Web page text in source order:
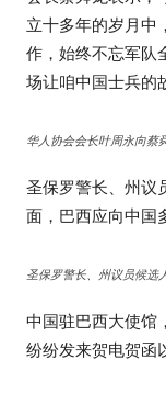
立十多年的岁月中
作，始终不忘军队
场让咱中国士兵的
华人协会会长叶周永向蔡
圣保罗警长、州议
面，巴西应向中国
圣保罗警长、州议员候选
中国驻巴西大使馆
纷纷发来贺电贺函